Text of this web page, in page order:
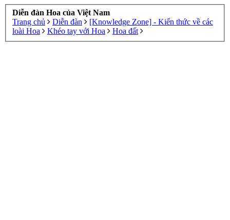
Diễn đàn Hoa của Việt Nam
Trang chủ
Diễn đàn
[Knowledge Zone] - Kiến thức về các
loài Hoa
Khéo tay với Hoa Hoa đất